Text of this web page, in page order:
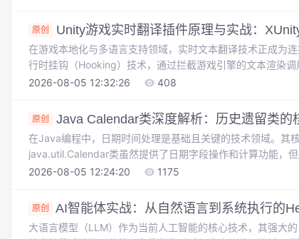
STM32系列，其强大的调试功能依赖于JTAG和SWD接口，
原创 Unity游戏实时翻译插件原理与实战：
在游戏本地化与多语言支持领域，实时文本翻译技术正成为
行时挂钩（Hooking）技术，通过拦截游戏引擎的文本渲染
替换。这项技术的工程价值在于其通用性与非侵入性，能够
务，实现从文本捕获、缓存查询到结果呈现的自动化流程。
2026-08-05 12:32:26 408
原创 Java Calendar类深度解析：历史遗留类的
在Java编程中，日期时间处理是基础且关键的技术领域。其
java.util.Calendar类虽然提供了日期字段操作和计算功能，
份从0开始）增加了开发复杂度。从技术价值看，理解
程安全陷阱、月份常量混淆等高频问题，并对比现代java.ti
2026-08-05 12:24:20 1175
原创 AI智能体实战：从自然语言到系统执行的
大语言模型（LLM）作为当前人工智能的核心技术，其强大